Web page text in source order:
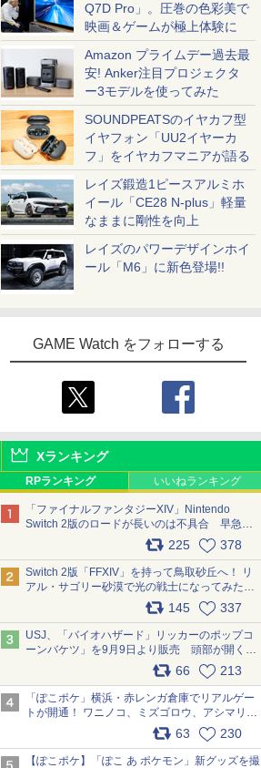
Q7D Pro」。圧巻の色彩美で
映画＆ゲームが極上体験に
Amazon プライムデー過去最
安! Anker注目プロジェクタ
ー3モデルを使ってみた
SOUNDPEATSのイヤカフ型
イヤフォン「UU2イヤーカ
フ」をイヤカフマニアが語る
レイズ鍛造1ピースアルミホ
イール「CE28 N-plus」軽量
なままに剛性を向上
レイズのパワーデザインホイ
ール「M6」に新色登場!!
GAME Watch をフォローする
Xランキング
RPランキング いいねランキング
「ファイナルファンタジーXIV」Nintendo
Switch 2版のロードが長いのは不具合 早急に
アップデートできるよう対応中225 378
Switch 2版「FFXIV」を持って鳥取砂丘へ！ リ
アル・サゴリー砂漠で光の戦士になってみた
145 337
USJ、「バイオハザード」リッカーのポップコ
ーンバケツ」を9月9日より販売 頭部が開く仕
組み。味は恐怖を堪のう「味噌フレーバー」
66 213
「ぽこポケ」横浜・赤レンガ倉庫でリアルゲー
トが開通！ ワニノコ、ミズゴロウ、アシマリ登
場シーンをレポート pic.x.com/LDgEByVl6D
63 230
【ぽこポケ】「ぽこ あ ポケモン」新グッズを撮